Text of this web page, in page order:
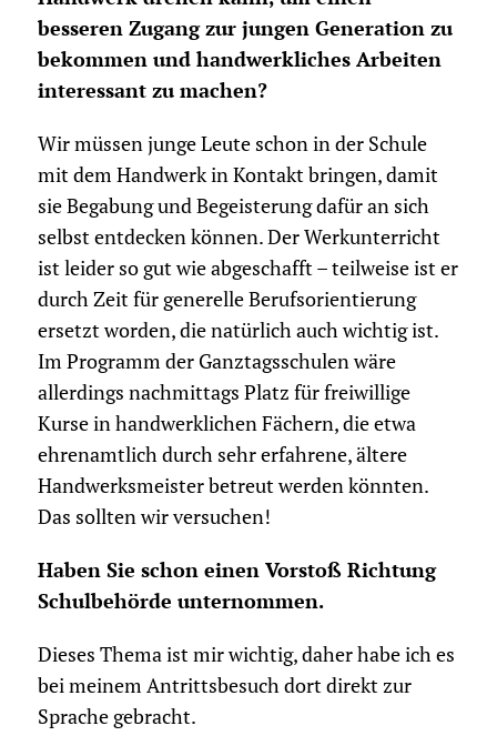
besseren Zugang zur jungen Generation zu
bekommen und handwerkliches Arbeiten
interessant zu machen?
Wir müssen junge Leute schon in der Schule
mit dem Handwerk in Kontakt bringen, damit
sie Begabung und Begeisterung dafür an sich
selbst entdecken können. Der Werkunterricht
ist leider so gut wie abgeschafft – teilweise ist er
durch Zeit für generelle Berufsorientierung
ersetzt worden, die natürlich auch wichtig ist.
Im Programm der Ganztagsschulen wäre
allerdings nachmittags Platz für freiwillige
Kurse in handwerklichen Fächern, die etwa
ehrenamtlich durch sehr erfahrene, ältere
Handwerksmeister betreut werden könnten.
Das sollten wir versuchen!
Haben Sie schon einen Vorstoß Richtung
Schulbehörde unternommen.
Dieses Thema ist mir wichtig, daher habe ich es
bei meinem Antrittsbesuch dort direkt zur
Sprache gebracht.